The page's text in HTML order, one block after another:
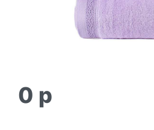
0 p